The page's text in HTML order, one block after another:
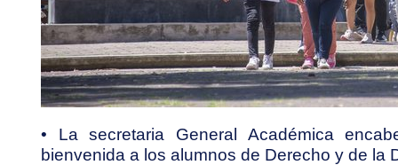
• La secretaria General Académica
bienvenida a los alumnos de Derecho y de la